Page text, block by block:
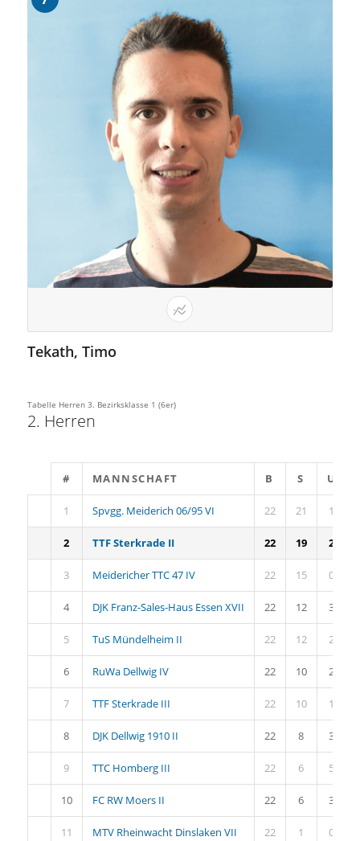
Tekath, Timo
Tabelle Herren 3. Bezirksklasse 1 (6er)
2. Herren
# MANNSCHAFT B S U
1 Spvgg. Meiderich 06/95 VI 22 21 1
2 TTF Sterkrade II 22 19 2
3 Meidericher TTC 47 IV 22 15 0
4 DJK Franz-Sales-Haus Essen XVII 22 12 3
5 TuS Mündelheim II 22 12 2
6 RuWa Dellwig IV 22 10 2
7 TTF Sterkrade III 22 10 1
8 DJK Dellwig 1910 II 22 8 3
9 TTC Homberg III 22 6 5
10 FC RW Moers II 22 6 3
11 MTV Rheinwacht Dinslaken VII 22 1 0